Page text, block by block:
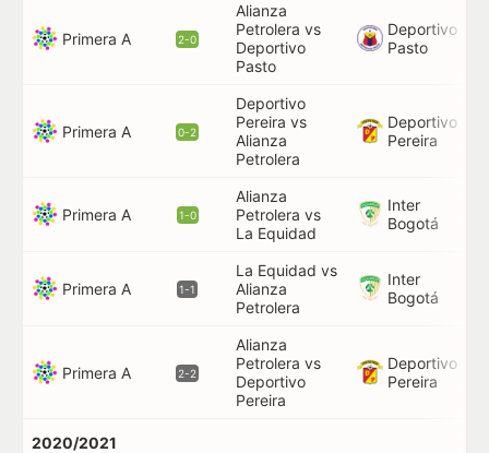
Primera A 2-0
Alianza
Petrolera vs
Deportivo
Pasto
Deportivo
Pasto
Primera A 0-2
Deportivo
Pereira vs
Alianza
Petrolera
Deportivo
Pereira
Primera A 1-0
Alianza
Petrolera vs
La Equidad
Inter
Bogotá
Primera A 1-1
La Equidad vs
Alianza
Petrolera
Inter
Bogotá
Primera A 2-2
Alianza
Petrolera vs
Deportivo
Pereira
Deportivo
Pereira
2020/2021